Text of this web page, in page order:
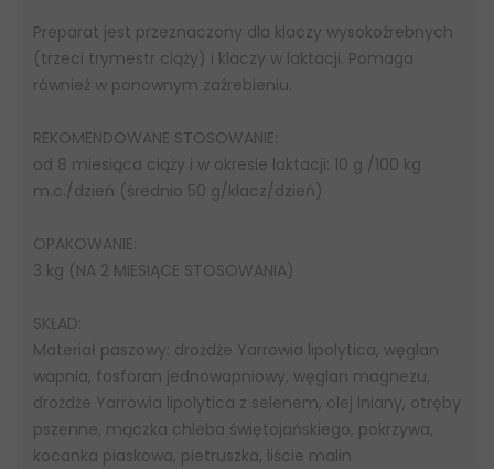
Preparat jest przeznaczony dla klaczy wysokoźrebnych
(trzeci trymestr ciąży) i klaczy w laktacji. Pomaga
również w ponownym zaźrebieniu.
REKOMENDOWANE STOSOWANIE:
od 8 miesiąca ciąży i w okresie laktacji: 10 g /100 kg
m.c./dzień (średnio 50 g/klacz/dzień)
OPAKOWANIE:
3 kg (NA 2 MIESIĄCE STOSOWANIA)
SKŁAD:
Materiał paszowy: drożdże Yarrowia lipolytica, węglan
wapnia, fosforan jednowapniowy, węglan magnezu,
drożdże Yarrowia lipolytica z selenem, olej lniany, otręby
pszenne, mączka chleba świętojańskiego, pokrzywa,
kocanka piaskowa, pietruszka, liście malin